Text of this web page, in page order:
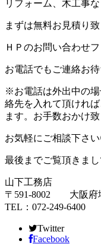
リフォーム、木工事
まずは無料お見積り
ＨＰのお問い合わせ
お電話でもご連絡お
※お電話は外出中の
絡先を入れて頂けれ
ます。お手数おかけ
お気軽にご相談下さ
最後までご覧頂きま
山下工務店
〒591-8002 大阪府
TEL：072-249-6400
Twitter
Facebook